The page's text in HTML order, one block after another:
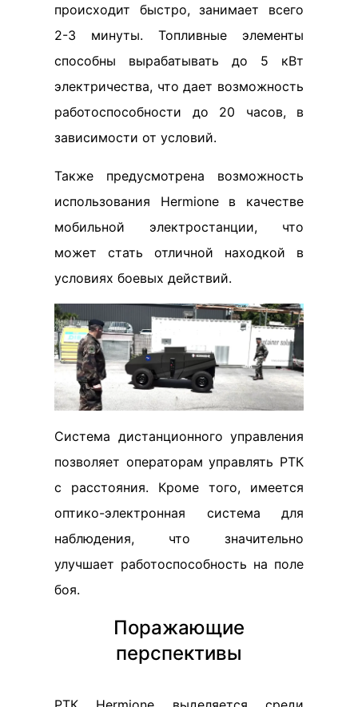
происходит быстро, занимает всего
2-3 минуты. Топливные элементы
способны вырабатывать до 5 кВт
электричества, что дает возможность
работоспособности до 20 часов, в
зависимости от условий.
Также предусмотрена возможность
использования Hermione в качестве
мобильной электростанции, что
может стать отличной находкой в
условиях боевых действий.
Система дистанционного управления
позволяет операторам управлять РТК
с расстояния. Кроме того, имеется
оптико-электронная система для
наблюдения, что значительно
улучшает работоспособность на поле
боя.
Поражающие
перспективы